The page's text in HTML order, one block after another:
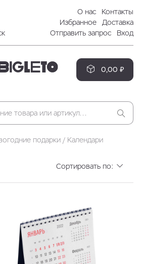
О нас
Контакты
Избранное
Доставка
Отправить запрос
Вход
0,00 ₽
подарки Календари
Сортировать по: